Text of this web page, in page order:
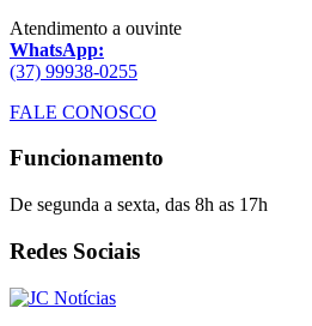
Atendimento a ouvinte
WhatsApp:
(37) 99938-0255
FALE CONOSCO
Funcionamento
De segunda a sexta, das 8h as 17h
Redes Sociais